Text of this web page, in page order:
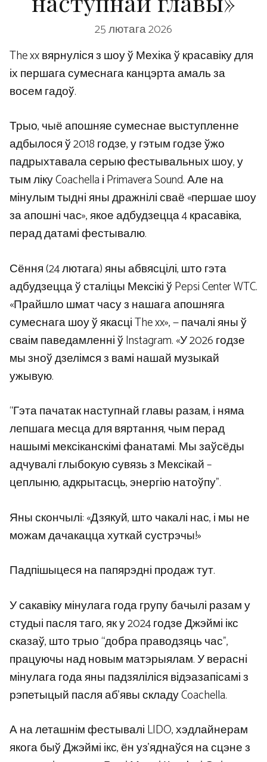
25 лютага 2026
The xx вярнуліся з шоу ў Мехіка ў красавіку для
іх першага сумеснага канцэрта амаль за
восем гадоў.
Трыо, чыё апошняе сумеснае выступленне
адбылося ў 2018 годзе, у гэтым годзе ўжо
падрыхтавала серыю фестывальных шоу, у
тым ліку Coachella і Primavera Sound. Але на
мінулым тыдні яны дражнілі сваё «першае шоу
за апошні час», якое адбудзецца 4 красавіка,
перад датамі фестывалю.
Сёння (24 лютага) яны абвясцілі, што гэта
адбудзецца ў сталіцы Мексікі ў Pepsi Center WTC.
«Прайшло шмат часу з нашага апошняга
сумеснага шоу ў якасці The xx», — пачалі яны ў
сваім паведамленні ў Instagram. «У 2026 годзе
мы зноў дзелімся з вамі нашай музыкай
ужывую.
“Гэта пачатак наступнай главы разам, і няма
лепшага месца для вяртання, чым перад
нашымі мексіканскімі фанатамі. Мы заўсёды
адчувалі глыбокую сувязь з Мексікай –
цеплыню, адкрытасць, энергію натоўпу”.
Яны скончылі: «Дзякуй, што чакалі нас, і мы не
можам дачакацца хуткай сустрэчы!»
Падпішыцеся на папярэдні продаж тут.
У сакавіку мінулага года групу бачылі разам у
студыі пасля таго, як у 2024 годзе Джэймі ікс
сказаў, што трыо “добра праводзяць час”,
працуючы над новым матэрыялам. У верасні
мінулага года яны падзяліліся відэазапісамі з
рэпетыцый пасля аб’явы складу Coachella.
А на леташнім фестывалі LIDO, хэдлайнерам
якога быў Джэймі ікс, ён уз’яднаўся на сцэне з